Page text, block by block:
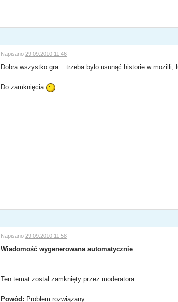
Napisano 29.09.2010 11:46
Dobra wszystko gra... trzeba było usunąć historie w
Do zamknięcia
Napisano 29.09.2010 11:58
Wiadomość wygenerowana automatycznie
Ten temat został zamknięty przez moderatora.
Powód: Problem rozwiązany